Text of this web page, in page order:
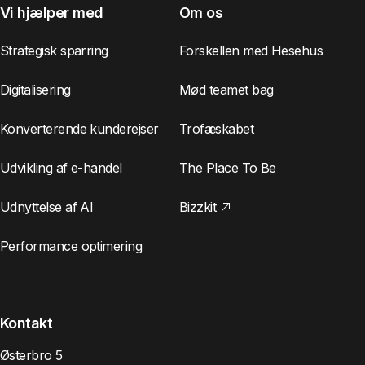
Vi hjælper med
Strategisk sparring
Digitalisering
Konverterende kunderejser
Udvikling af e-handel
Udnyttelse af AI
Performance optimering
Om os
Forskellen med Hesehus
Mød teamet bag
Trofæskabet
The Place To Be
Bizzkit
Kontakt
Østerbro 5